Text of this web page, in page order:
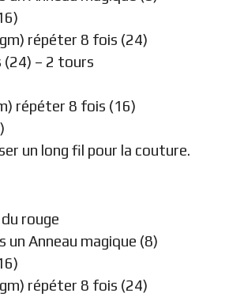
répéter 8 fois (24)
(24) – 2 tours
répéter 8 fois (16)
un long fil pour la couture.
rouge
un Anneau magique (8)
répéter 8 fois (24)